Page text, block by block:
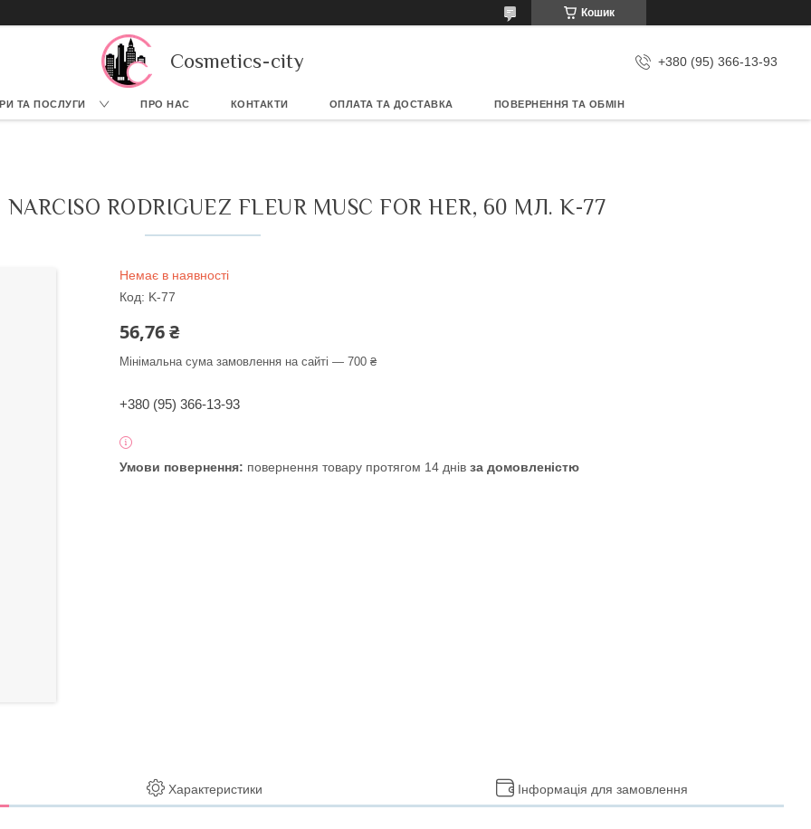
Кошик
Cosmetics-city +380 (95) 366-13-93
ТА ПОСЛУГИ ПРО НАС КОНТАКТИ ОПЛАТА ТА ДОСТАВКА ПОВЕРНЕННЯ ТА ОБМІН
RODRIGUEZ FLEUR MUSC FOR HER, 60 МЛ. K-77
Немає в наявності
Код: K-77
56,76 ₴
Мінімальна сума замовлення на сайті — 700 ₴
+380 (95) 366-13-93
повернення товару протягом 14 днів за домовленістю
Характеристики Інформація для замовлення